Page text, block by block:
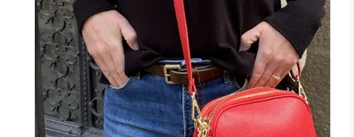
NOIRMARINECAMEL
F
CANARD
JAUNE
+3
J'ajoute à mon panier !